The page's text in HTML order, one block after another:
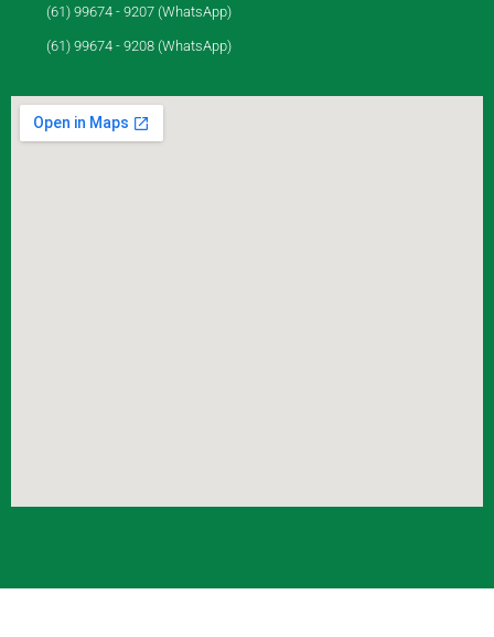
(61) 99674 - 9207 (WhatsApp)
(61) 99674 - 9208 (WhatsApp)